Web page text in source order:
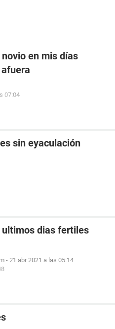
en mis días
07:04
sin eyaculación
ultimos dias fertiles
- 21 abr 2021 a las 05:14